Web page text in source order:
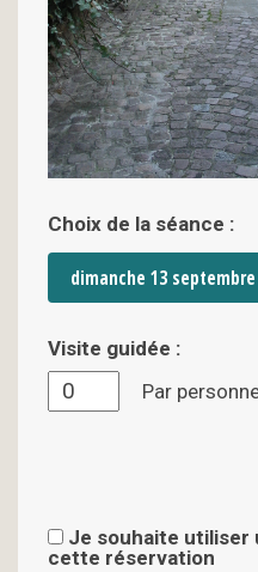
Choix de la séance :
Visite guidée :
Par
Je souhaite utiliser
cette réservation